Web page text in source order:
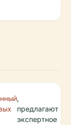
,
предлагают
экспертное